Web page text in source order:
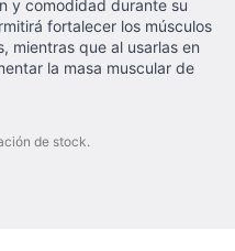
y comodidad durante su
fortalecer los músculos
mientras que al usarlas en
la masa muscular de
de stock.